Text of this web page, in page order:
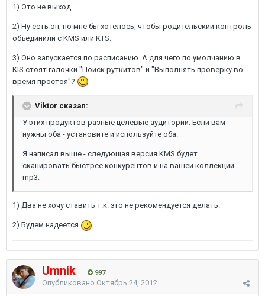
1) Это не выход.
2) Ну есть он, но мне бы хотелось, чтобы родительский контроль
объединили с KMS или KTS.
3) Оно запускается по расписанию. А для чего по умолчанию в
KIS стоят галочки "Поиск руткитов" и "Выполнять проверку во
время простоя"?
Viktor сказал:
У этих продуктов разные целевые аудитории. Если вам
нужны оба - установите и используйте оба.
Я написал выше - следующая версия KMS будет
сканировать быстрее конкурентов и на вашей коллекции
mp3.
1) Два не хочу ставить т.к. это не рекомендуется делать.
2) Будем надеется
Umnik 997
Опубликовано Октябрь 24, 2012